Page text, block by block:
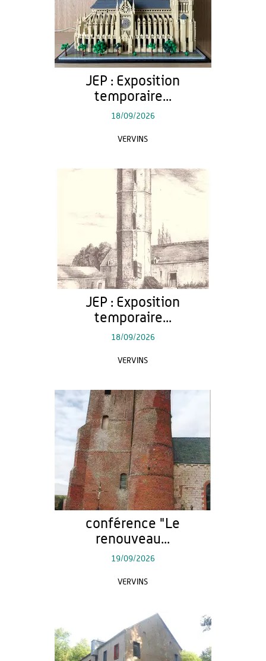
JEP : Exposition
temporaire...
18/09/2026
VERVINS
JEP : Exposition
temporaire...
18/09/2026
VERVINS
conférence "Le
renouveau...
19/09/2026
VERVINS